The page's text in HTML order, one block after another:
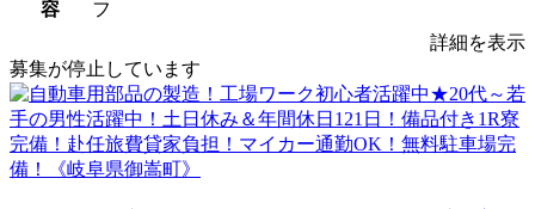
容
フ
詳細を表示
募集が停止しています